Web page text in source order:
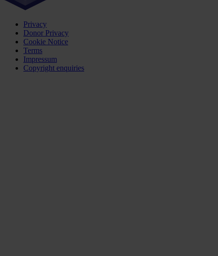
Privacy
Donor Privacy
Cookie Notice
Terms
Impressum
Copyright enquiries